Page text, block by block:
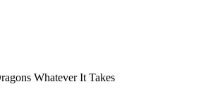
Whatever It Takes